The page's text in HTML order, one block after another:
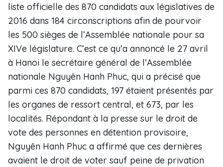
liste officielle des 870 candidats aux législatives de
2016 dans 184 circonscriptions afin de pourvoir
les 500 sièges de l’Assemblée nationale pour sa
XIVe législature. C’est ce qu’a annoncé le 27 avril
à Hanoi le secrétaire général de l’Assemblée
nationale Nguyên Hanh Phuc, qui a précisé que
parmi ces 870 candidats, 197 étaient présentés par
les organes de ressort central, et 673, par les
localités. Répondant à la presse sur le droit de
vote des personnes en détention provisoire,
Nguyên Hanh Phuc a affirmé que ces dernières
avaient le droit de voter sauf peine de privation